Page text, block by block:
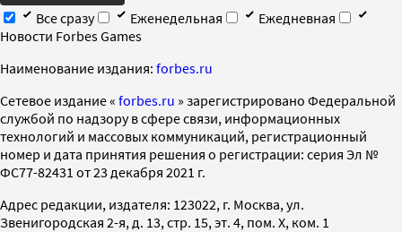
Все сразу
Еженедельная
Ежедневная
Новости Forbes Games
Наименование издания: forbes.ru
Cетевое издание « forbes.ru » зарегистрировано Федеральной
службой по надзору в сфере связи, информационных
технологий и массовых коммуникаций, регистрационный
номер и дата принятия решения о регистрации: серия Эл №
ФС77-82431 от 23 декабря 2021 г.
Адрес редакции, издателя: 123022, г. Москва, ул.
Звенигородская 2-я, д. 13, стр. 15, эт. 4, пом. X, ком. 1